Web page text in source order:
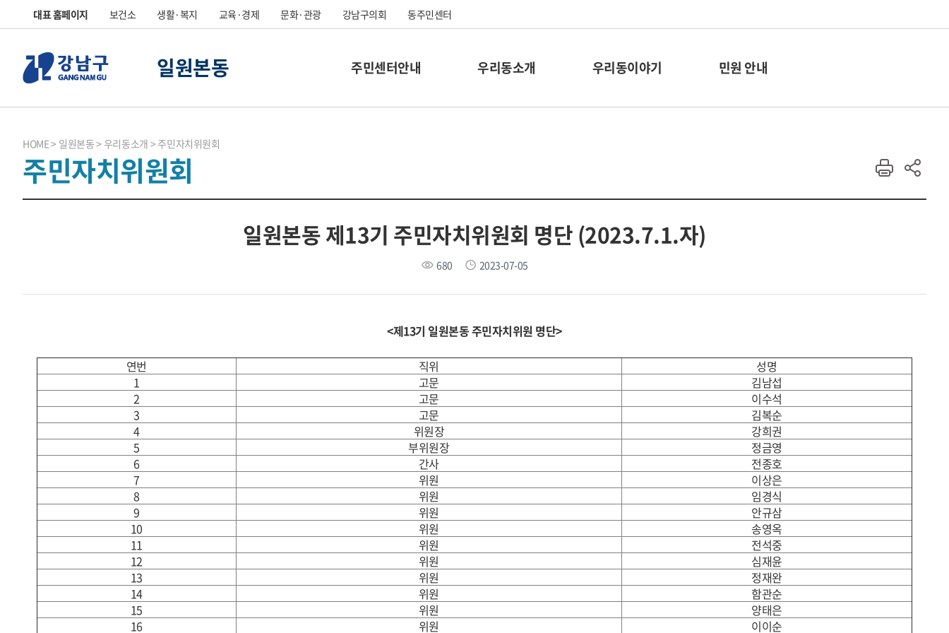
대표 홈페이지 보건소 생활·복지 교육·경제 문화·관광 강남구의회 동주민센터
일원본동 주민센터안내 우리동소개 우리동이야기 민원 안내
HOME 일원본동 우리동소개 주민자치위원회
주민자치위원회
일원본동 제13기 주민자치위원회 명단 (2023.7.1.자)
680 2023-07-05
<제13기 일원본동 주민자치위원 명단>
연번 직위
성명
1
고문
김남섭
2
고문
이수석
3
고문
김복순
4
위원장
강희권
5
부위원장
정금영
6
간사
전종호
7
위원
이상은
8
위원
임경식
9
위원
안규삼
10
위원
송영옥
11
위원
전석중
12
위원
심재윤
13
위원
정재완
14
위원
함관순
15
위원
양태은
16
위원 이이순